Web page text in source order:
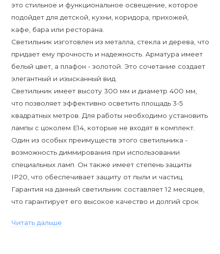
это стильное и функциональное освещение, которое
подойдет для детской, кухни, коридора, прихожей,
кафе, бара или ресторана.
Светильник изготовлен из металла, стекла и дерева, что
придает ему прочность и надежность. Арматура имеет
белый цвет, а плафон - золотой. Это сочетание создает
элегантный и изысканный вид.
Светильник имеет высоту 300 мм и диаметр 400 мм,
что позволяет эффективно осветить площадь 3-5
квадратных метров. Для работы необходимо установить
лампы с цоколем E14, которые не входят в комплект.
Один из особых преимуществ этого светильника -
возможность диммирования при использовании
специальных ламп. Он также имеет степень защиты
IP20, что обеспечивает защиту от пыли и частиц.
Гарантия на данный светильник составляет 12 месяцев,
что гарантирует его высокое качество и долгий срок
Anzazo предлагает широкий ассортимент светильников
Читать дальше